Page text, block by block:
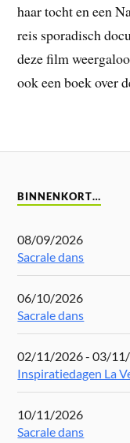
haar tocht en een
reis sporadisch
deze film
ook een boek over
BINNENKORT…
08/09/2026
Sacrale dans
06/10/2026
Sacrale dans
02/11/2026 - 03/
Inspiratiedagen La
10/11/2026
Sacrale dans